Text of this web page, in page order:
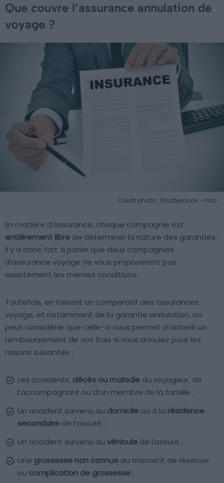
Que couvre l’assurance annulation de
voyage ?
Crédit photo : Shutterstock – nito
En matière d’assurance, chaque compagnie est
entièrement libre de déterminer la nature des garanties.
Il y a donc fort à parier que deux compagnies
d’assurance voyage ne vous proposeront pas
exactement les mêmes conditions.
Toutefois, en faisant un comparatif des assurances
voyage, et notamment de la garantie annulation, on
peut considérer que celle-ci vous permet d’obtenir un
remboursement de vos frais si vous annulez pour les
raisons suivantes :
Les accidents, décès ou maladie du voyageur, de
l’accompagnant ou d’un membre de la famille ;
Un accident survenu au domicile ou à la résidence
secondaire de l’assuré ;
Un accident survenu au véhicule de l’assuré ;
Une grossesse non connue au moment de réserver
ou complication de grossesse ;